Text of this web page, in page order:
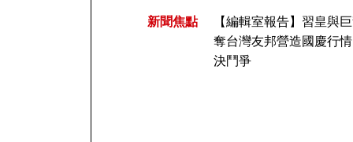
新聞焦點
【編輯室報告】習皇與
奪台灣友邦營造國慶行
決鬥爭